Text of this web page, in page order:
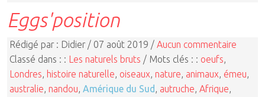
Eggs'position
Rédigé par : Didier / 07 août 2019 / Aucun commentaire
Classé dans : : Les naturels bruts / Mots clés : : oeufs
Londres
histoire naturelle oiseaux nature animaux émeu
australie nandou Amérique du Sud autruche Afrique